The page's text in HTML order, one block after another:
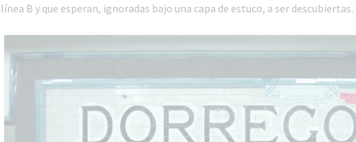
línea B y que esperan, ignoradas bajo una capa de estuco, a ser descubiertas.